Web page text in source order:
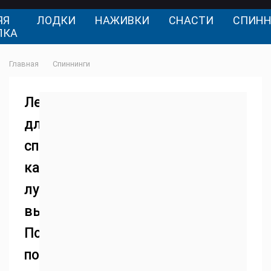
ЛОДКИ НАЖИВКИ СНАСТИ
Главная Спиннинги
Леска
для
спиннинга:
какую
лучше
выбрать?
Подбор
подходящего